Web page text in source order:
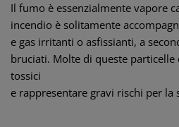
Il fumo è essenzialmente vapore
incendio è solitamente
e gas irritanti o asfissianti, a
bruciati. Molte di queste particelle
tossici
e rappresentare gravi rischi per la